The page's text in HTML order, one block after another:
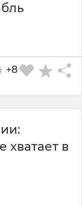
+8
хватает в